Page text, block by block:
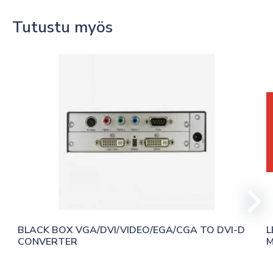
Tutustu myös
BLACK BOX VGA/DVI/VIDEO/EGA/CGA TO DVI-D
CONVERTER